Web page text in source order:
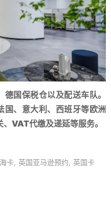
德国保税仓以及配送车队。
国、意大利、西班牙等欧洲
VAT代缴及递延等服务。
卡 英国亚马逊预约
英国卡